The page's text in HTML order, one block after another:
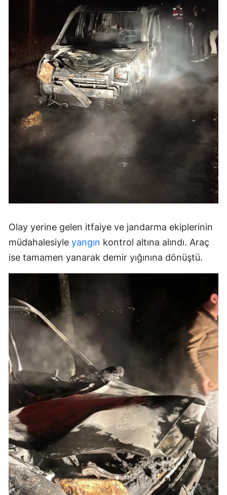
Olay yerine gelen itfaiye ve jandarma ekiplerinin
müdahalesiyle yangın kontrol altına alındı. Araç
ise tamamen yanarak demir yığınına dönüştü.